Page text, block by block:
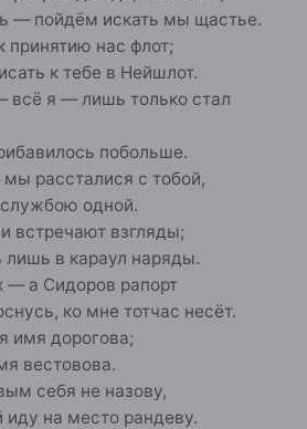
— пойдём искать мы щастье.
принятию нас флот;
к тебе в Нейшлот.
всё я — лишь только стал
побольше.
рассталися с тобой,
одной.
встречают взгляды;
лишь в караул наряды.
— а Сидоров рапорт
ко мне тотчас несёт.
имя дорогова;
вестовова.
себя не назову,
иду на место рандеву.